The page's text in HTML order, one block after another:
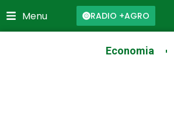
to
Menu RADIO +AGRO
Economia